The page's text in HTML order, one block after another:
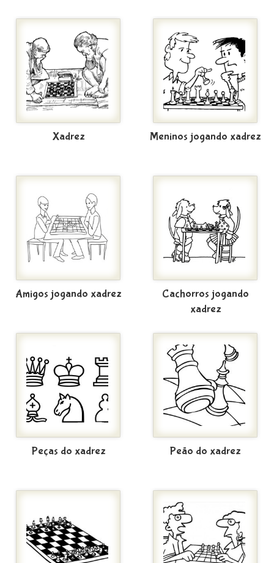
Xadrez Meninos jogando xadrez
Amigos jogando xadrez
Cachorros jogando
xadrez
Peças do xadrez Peão do xadrez